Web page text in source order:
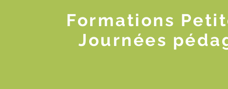
Formations
Journées